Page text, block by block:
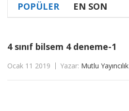
POPÜLER EN SON
4 sınıf bilsem 4 deneme-1
Ocak 11 2019 Yazar: Mutlu Yayıncılık